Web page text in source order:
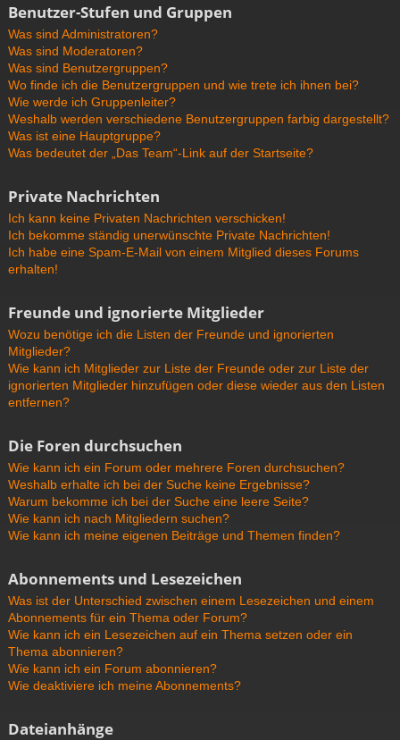
Benutzer-Stufen und Gruppen
Was sind Administratoren?
Was sind Moderatoren?
Was sind Benutzergruppen?
Wo finde ich die Benutzergruppen und wie trete ich ihnen bei?
Wie werde ich Gruppenleiter?
Weshalb werden verschiedene Benutzergruppen farbig dargestellt?
Was ist eine Hauptgruppe?
Was bedeutet der „Das Team“-Link auf der Startseite?
Private Nachrichten
Ich kann keine Privaten Nachrichten verschicken!
Ich bekomme ständig unerwünschte Private Nachrichten!
Ich habe eine Spam-E-Mail von einem Mitglied dieses Forums
erhalten!
Freunde und ignorierte Mitglieder
Wozu benötige ich die Listen der Freunde und ignorierten
Mitglieder?
Wie kann ich Mitglieder zur Liste der Freunde oder zur Liste der
ignorierten Mitglieder hinzufügen oder diese wieder aus den Listen
entfernen?
Die Foren durchsuchen
Wie kann ich ein Forum oder mehrere Foren durchsuchen?
Weshalb erhalte ich bei der Suche keine Ergebnisse?
Warum bekomme ich bei der Suche eine leere Seite?
Wie kann ich nach Mitgliedern suchen?
Wie kann ich meine eigenen Beiträge und Themen finden?
Abonnements und Lesezeichen
Was ist der Unterschied zwischen einem Lesezeichen und einem
Abonnements für ein Thema oder Forum?
Wie kann ich ein Lesezeichen auf ein Thema setzen oder ein
Thema abonnieren?
Wie kann ich ein Forum abonnieren?
Wie deaktiviere ich meine Abonnements?
Dateianhänge